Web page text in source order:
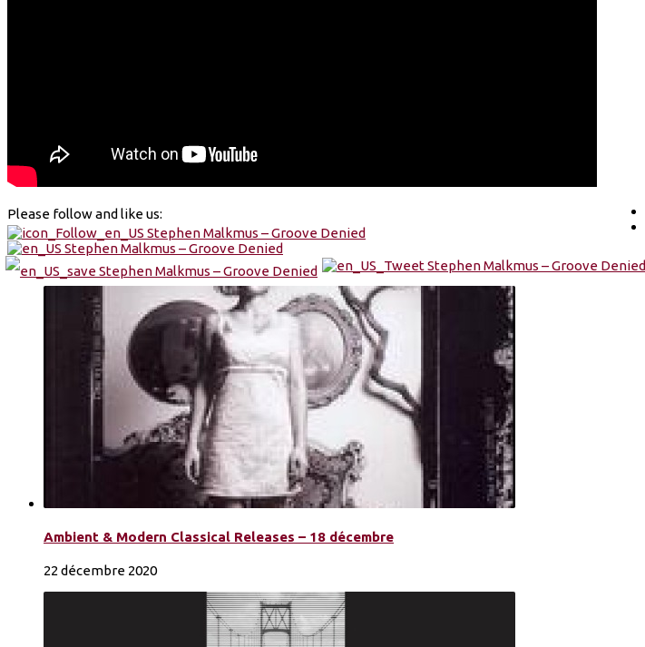
Please follow and like us:
Ambient & Modern Classical Releases – 18 décembre
22 décembre 2020